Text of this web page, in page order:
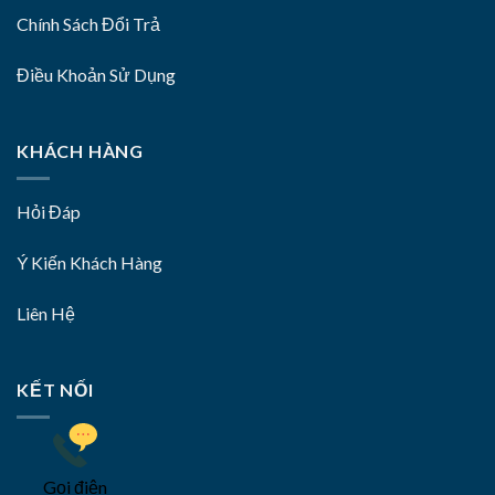
Chính Sách Đổi Trả
Điều Khoản Sử Dụng
KHÁCH HÀNG
Hỏi Đáp
Ý Kiến Khách Hàng
Liên Hệ
KẾT NỐI
Gọi điện